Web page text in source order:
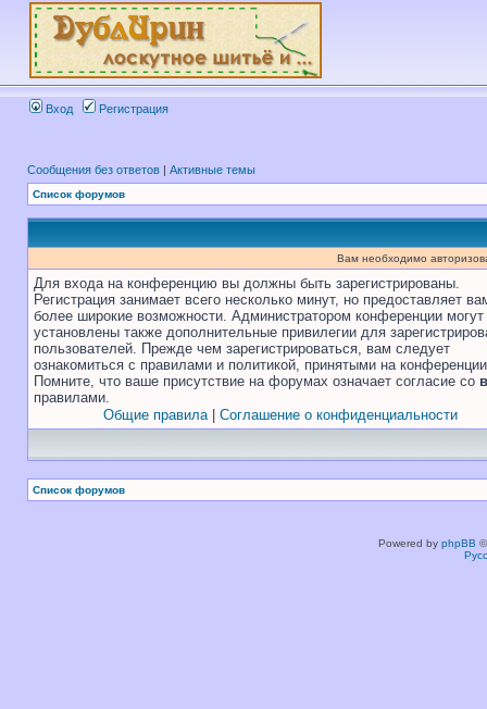
Вход Регистрация
Сообщения без ответов | Активные темы
Список форумов
Вам необходимо
Для входа на конференцию вы должны быть зарегистрированы.
Регистрация занимает всего несколько минут, но предоставляет
более широкие возможности. Администратором конференции
установлены также дополнительные привилегии для
пользователей. Прежде чем зарегистрироваться, вам следует
ознакомиться с правилами и политикой, принятыми на
Помните, что ваше присутствие на форумах означает согласие со
правилами.
Общие правила| Соглашение о конфиденциальности
Список форумов
Powered by phpBB